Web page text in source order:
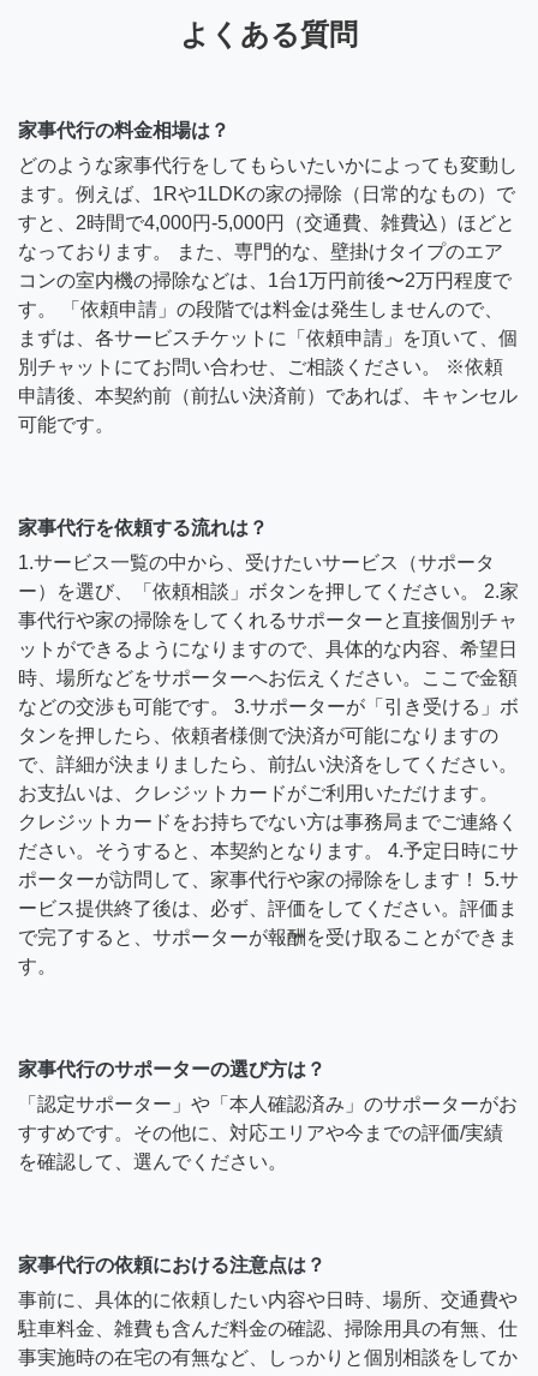
よくある質問
家事代行の料金相場は？
どのような家事代行をしてもらいたいかによっても変動し
ます。例えば、1Rや1LDKの家の掃除（日常的なもの）で
すと、2時間で4,000円-5,000円（交通費、雑費込）ほどと
なっております。 また、専門的な、壁掛けタイプのエア
コンの室内機の掃除などは、1台1万円前後〜2万円程度で
す。 「依頼申請」の段階では料金は発生しませんので、
まずは、各サービスチケットに「依頼申請」を頂いて、個
別チャットにてお問い合わせ、ご相談ください。 ※依頼
申請後、本契約前（前払い決済前）であれば、キャンセル
可能です。
家事代行を依頼する流れは？
1.サービス一覧の中から、受けたいサービス（サポータ
ー）を選び、「依頼相談」ボタンを押してください。 2.家
事代行や家の掃除をしてくれるサポーターと直接個別チャ
ットができるようになりますので、具体的な内容、希望日
時、場所などをサポーターへお伝えください。ここで金額
などの交渉も可能です。 3.サポーターが「引き受ける」ボ
タンを押したら、依頼者様側で決済が可能になりますの
で、詳細が決まりましたら、前払い決済をしてください。
お支払いは、クレジットカードがご利用いただけます。
クレジットカードをお持ちでない方は事務局までご連絡く
ださい。そうすると、本契約となります。 4.予定日時にサ
ポーターが訪問して、家事代行や家の掃除をします！ 5.サ
ービス提供終了後は、必ず、評価をしてください。評価ま
で完了すると、サポーターが報酬を受け取ることができま
す。
家事代行のサポーターの選び方は？
「認定サポーター」や「本人確認済み」のサポーターがお
すすめです。その他に、対応エリアや今までの評価/実績
を確認して、選んでください。
家事代行の依頼における注意点は？
事前に、具体的に依頼したい内容や日時、場所、交通費や
駐車料金、雑費も含んだ料金の確認、掃除用具の有無、仕
事実施時の在宅の有無など、しっかりと個別相談をしてか